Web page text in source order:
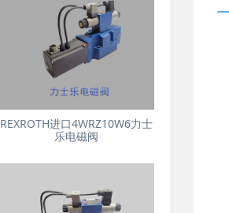
REXROTH进口4WRZ10W6力士
乐电磁阀